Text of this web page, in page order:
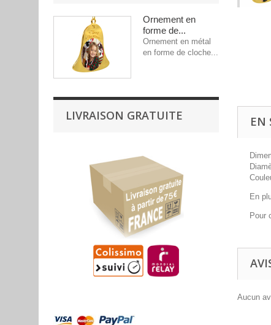
Ornement en
forme de...
Ornement en métal
en forme de cloche...
LIVRAISON GRATUITE EN
En
Pour
Aucun